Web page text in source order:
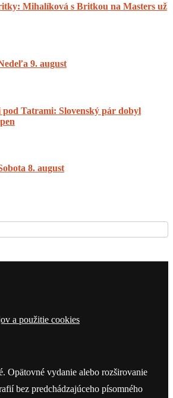
Mihalíková s Britkou na Masters už
9. august
pod Tatrami: Slovenský pár dobyl
8. august
a použitie cookies
Opätovné vydanie alebo rozširovanie
bez predchádzajúceho písomného